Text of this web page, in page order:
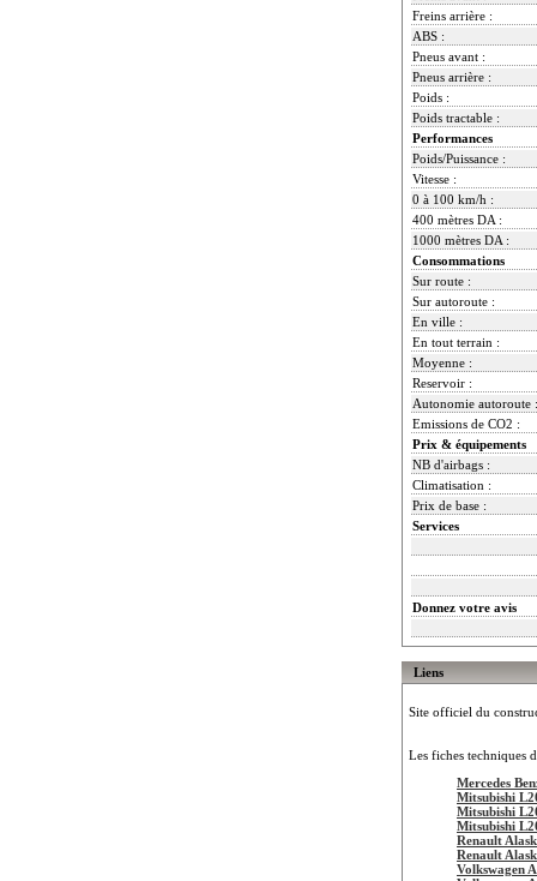
Freins arrière :
ABS :
Pneus avant :
Pneus arrière :
Poids :
Poids tractable :
Performances
Poids/Puissance :
Vitesse :
0 à 100 km/h :
400 mètres DA :
1000 mètres DA :
Consommations
Sur route :
Sur autoroute :
En ville :
En tout terrain :
Moyenne :
Reservoir :
Autonomie autoroute :
Emissions de CO2 :
Prix & équipements
NB d'airbags :
Climatisation :
Prix de base :
Services
Donnez votre avis
Liens
Site officiel du
Les fiches techniques
Mercedes
Mitsubishi
Mitsubishi
Mitsubishi
Renault
Renault
Volkswagen